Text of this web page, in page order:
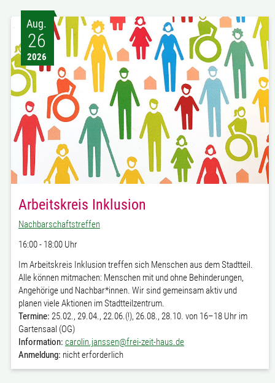
Aug.
26
2026
Arbeitskreis Inklusion
Nachbarschaftstreffen
16:00 - 18:00 Uhr
Im Arbeitskreis Inklusion treffen sich Menschen aus dem Stadtteil.
Alle können mitmachen: Menschen mit und ohne Behinderungen,
Angehörige und Nachbar*innen. Wir sind gemeinsam aktiv und
planen viele Aktionen im Stadtteilzentrum.
Termine: 25.02., 29.04., 22.06.(!), 26.08., 28.10. von 16–18 Uhr im
Gartensaal (OG)
Information: carolin.janssen@frei-zeit-haus.de
Anmeldung: nicht erforderlich